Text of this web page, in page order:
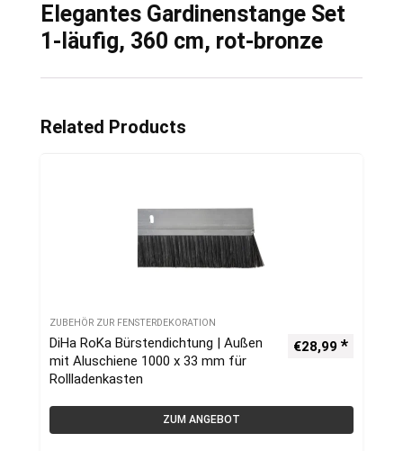
Elegantes Gardinenstange Set
1-läufig, 360 cm, rot-bronze
Related Products
ZUBEHÖR ZUR FENSTERDEKORATION
DiHa RoKa Bürstendichtung | Außen
mit Aluschiene 1000 x 33 mm für
Rollladenkasten
€28,99
ZUM ANGEBOT